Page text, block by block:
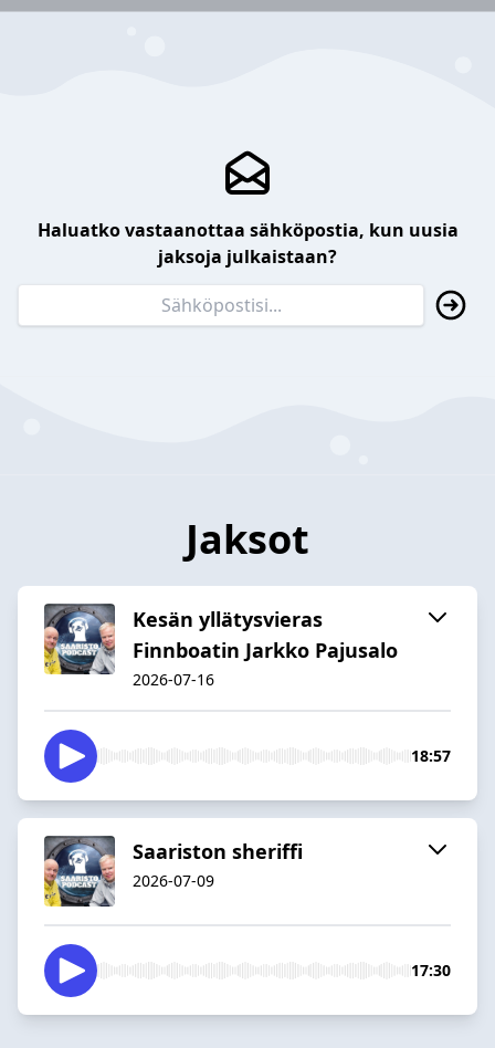
Haluatko vastaanottaa sähköpostia, kun uusia
jaksoja julkaistaan?
Jaksot
Kesän yllätysvieras
Finnboatin Jarkko Pajusalo
2026-07-16
18:57
Saariston sheriffi
2026-07-09
17:30